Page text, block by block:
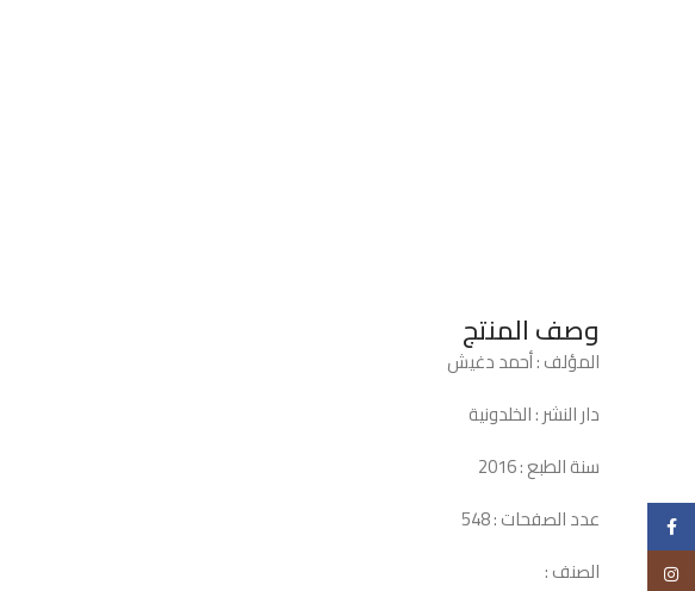
وصف المنتج
المؤلف : أحمد دغيش
دار النشر : الخلدونية
سنة الطبع : 2016
عدد الصفحات : 548
الصنف :
Facebook
Instagram